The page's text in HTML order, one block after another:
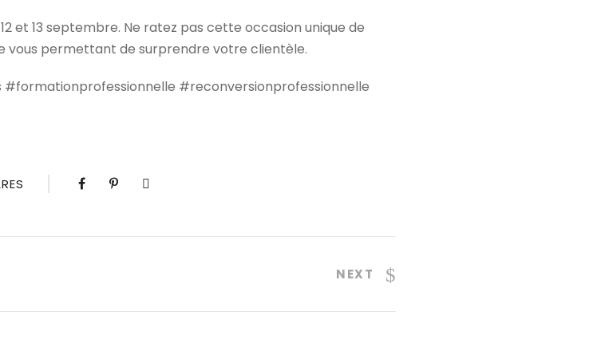
et 13 septembre. Ne ratez pas cette occasion unique de
vous permettant de surprendre votre clientèle.
#reconversionprofessionnelle
NEXT